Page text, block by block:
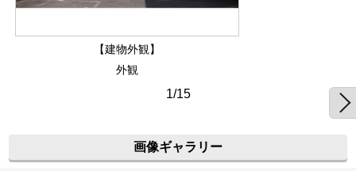
【建物外観】
外観
1/15
画像ギャラリー